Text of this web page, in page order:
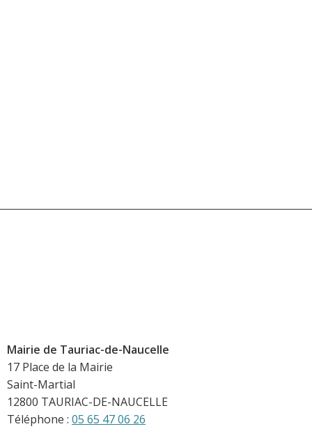
Mairie de Tauriac-de-Naucelle
17 Place de la Mairie
Saint-Martial
12800 TAURIAC-DE-NAUCELLE
Téléphone : 05 65 47 06 26